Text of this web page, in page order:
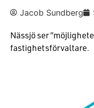
Jacob Sundberg
Nässjö ser
fastighetsförvaltare.